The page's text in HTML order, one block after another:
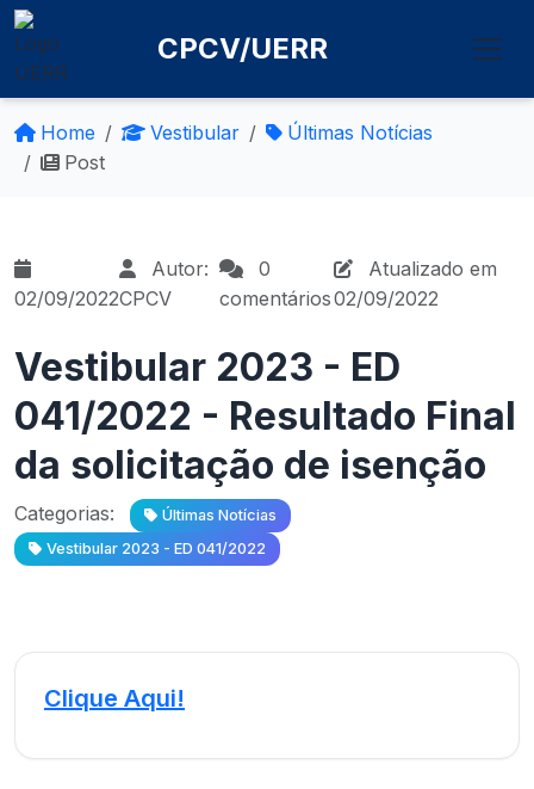
CPCV/UERR
Home Vestibular
Últimas Notícias
Post
02/09/2022
Autor:
CPCV
0
comentários
Atualizado em
02/09/2022
Vestibular 2023 - ED
041/2022 - Resultado Final
da solicitação de isenção
Categorias:
Últimas Notícias
Vestibular 2023 - ED 041/2022
Clique Aqui!